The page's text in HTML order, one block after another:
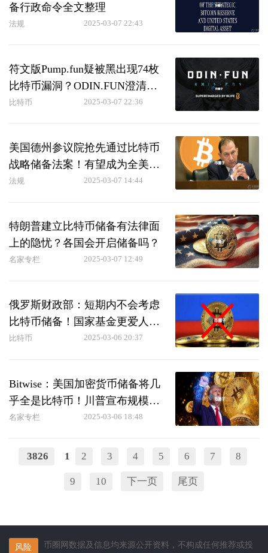
备行政命令全文整理
法规 2025-03-07 22:43
符文版Pump.fun疑被黑出现74枚
比特币漏洞？ODIN.FUN澄清：
已修复显示错误
比特币 2025-03-07 22:36
美国德州参议院抢先通过比特币
战略储备法案！有望成为全美首
例
法规 2025-03-07 14:44
特朗普建立比特币储备有法律面
上的隐忧？各国会开启储备吗？
名家专栏 2025-03-07 12:49
俄罗斯财政部：短期内不会考虑
比特币储备！国家基金更爱人民
币与黄金
比特币 2025-03-06 20:37
Bitwise：美国加密货币储备将几
乎全是比特币！川普宣布规模料
超市场预期
名家专栏 2025-03-06 18:48
3826 1 2 3 4 5 6 7 8
9 10 下一页 尾页
风险
币圈网数据及信息均来源公开资料，不构成任何推荐或投